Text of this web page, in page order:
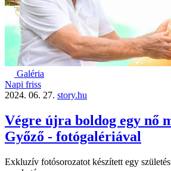
Galéria
Napi friss
2024. 06. 27. story.hu
Végre újra boldog egy nő
Győző - fotógalériával
Exkluzív fotósorozatot készített egy